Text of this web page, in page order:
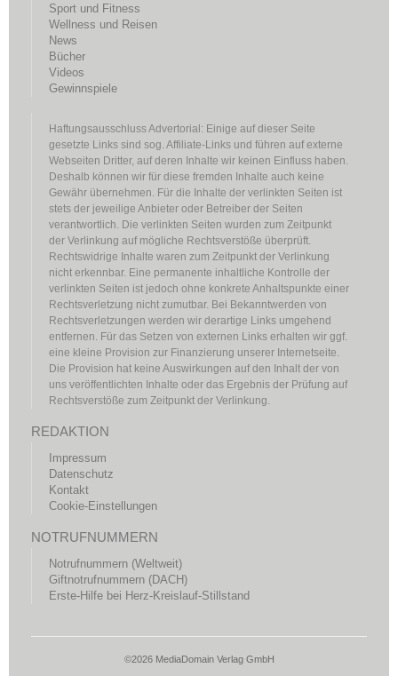
Sport und Fitness
Wellness und Reisen
News
Bücher
Videos
Gewinnspiele
Haftungsausschluss Advertorial: Einige auf dieser Seite
gesetzte Links sind sog. Affiliate-Links und führen auf externe
Webseiten Dritter, auf deren Inhalte wir keinen Einfluss haben.
Deshalb können wir für diese fremden Inhalte auch keine
Gewähr übernehmen. Für die Inhalte der verlinkten Seiten ist
stets der jeweilige Anbieter oder Betreiber der Seiten
verantwortlich. Die verlinkten Seiten wurden zum Zeitpunkt
der Verlinkung auf mögliche Rechtsverstöße überprüft.
Rechtswidrige Inhalte waren zum Zeitpunkt der Verlinkung
nicht erkennbar. Eine permanente inhaltliche Kontrolle der
verlinkten Seiten ist jedoch ohne konkrete Anhaltspunkte einer
Rechtsverletzung nicht zumutbar. Bei Bekanntwerden von
Rechtsverletzungen werden wir derartige Links umgehend
entfernen. Für das Setzen von externen Links erhalten wir ggf.
eine kleine Provision zur Finanzierung unserer Internetseite.
Die Provision hat keine Auswirkungen auf den Inhalt der von
uns veröffentlichten Inhalte oder das Ergebnis der Prüfung auf
Rechtsverstöße zum Zeitpunkt der Verlinkung.
REDAKTION
Impressum
Datenschutz
Kontakt
Cookie-Einstellungen
NOTRUFNUMMERN
Notrufnummern (Weltweit)
Giftnotrufnummern (DACH)
Erste-Hilfe bei Herz-Kreislauf-Stillstand
©2026 MediaDomain Verlag GmbH